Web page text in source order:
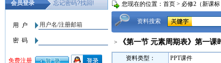
您现在的位置： 首页 > 必修2（新课
资料搜索
> 《第一节 元素周期表》第一课
资料类型：
PPT课件